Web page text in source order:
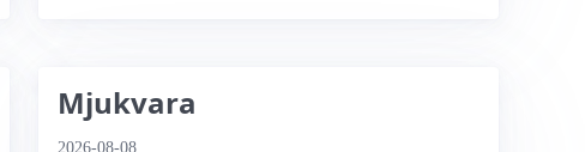
Mjukvara
2026-08-08